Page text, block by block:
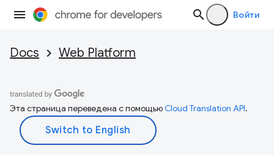
Войти
Docs Web Platform
Эта страница переведена с помощьюCloud Translation API.